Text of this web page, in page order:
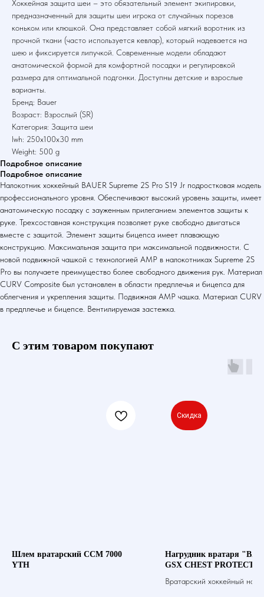
Хоккейная защита шеи – это обязательный элемент экипировки,
предназначенный для защиты шеи игрока от случайных порезов
коньком или клюшкой. Она представляет собой мягкий воротник из
прочной ткани (часто используется кевлар), который надевается на
шею и фиксируется липучкой. Современные модели обладают
анатомической формой для комфортной посадки и регулировкой
размера для оптимальной подгонки. Доступны детские и взрослые
варианты.
Бренд: Bauer
Возраст: Взрослый (SR)
Категория: Защита шеи
lwh: 250x100x30 mm
Weight: 500 g
Подробное описание
Подробное описание
Налокотник хоккейный BAUER Supreme 2S Pro S19 Jr подростковая модель
профессионального уровня. Обеспечивают высокий уровень защиты, имеет
анатомическую посадку с зауженным прилеганием элементов защиты к
руке. Трехсоставная конструкция позволяет руке свободно двигаться
вместе с защитой. Элемент защиты бицепса имеет плавающую
конструкцию. Максимальная защита при максимальной подвижности. С
новой подвижной чашкой c технологией AMP в налокотниках Supreme 2S
Pro вы получаете преимущество более свободного движения рук. Материал
CURV Composite был установлен в области предплечья и бицепса для
облегчения и укрепления защиты. Подвижная AMP чашка. Материал CURV
в предплечье и бицепсе. Вентилируемая застежка.
С этим товаром покупают
Шлем вратарский ССМ 7000
YTH
Скидка
Нагрудник вратаря
GSX CHEST
Вратарский хоккейный